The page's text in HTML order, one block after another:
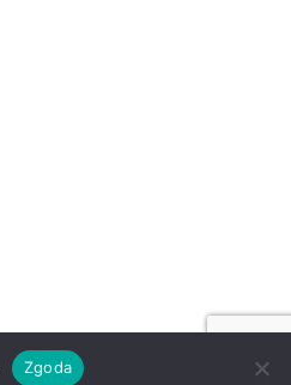
Zgoda